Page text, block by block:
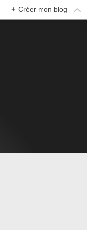
+ Créer mon blog